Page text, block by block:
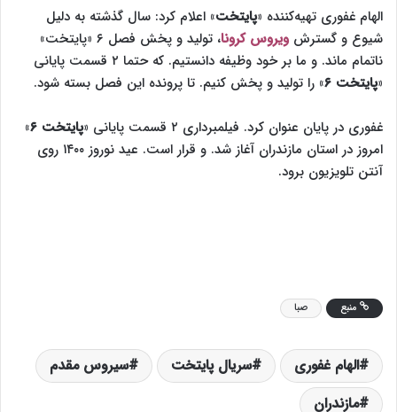
الهام غفوری تهیه‌کننده‌ «پایتخت» اعلام کرد: سال گذشته به دلیل
شیوع و گسترش ویروس کرونا
، تولید و پخش فصل ۶ «پایتخت»
ناتمام ماند. و ما بر خود وظیفه دانستیم. که حتما ۲ قسمت پایانی
«پایتخت ۶ » را تولید و پخش کنیم. تا پرونده‌ این فصل بسته شود.
غفوری در پایان عنوان کرد. فیلمبرداری ۲ قسمت پایانی « پایتخت ۶
»
امروز در استان مازندران‌ آغاز شد. و قرار است. عید نوروز ۱۴۰۰ روی
آنتن تلویزیون برود‌.
منبع صبا
الهام غفوری سریال پایتخت
سیروس مقدم
مازندران